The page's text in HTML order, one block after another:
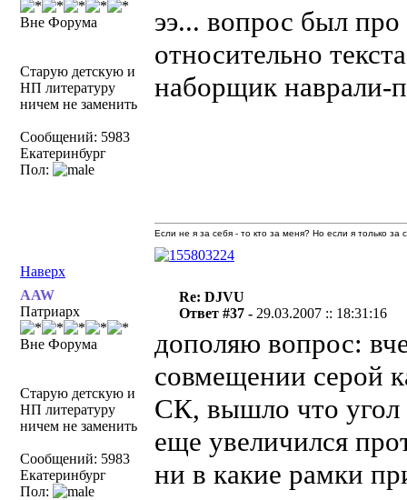
Вне Форума
Старую детскую и
НП литературу
ничем не заменить
Сообщений: 5983
Екатеринбург
Пол:
ээ... вопрос был
относительно
наборщик наврали-
Наверх
Если не я за себя - то кто за меня? Но если я только
AAW
Патриарх
Вне Форума
Старую детскую и
НП литературу
ничем не заменить
Сообщений: 5983
Екатеринбург
Пол:
Re: DJVU
Ответ #37 - 29.03.2007 :: 18:31:16
дополяю вопрос:
совмещении серой
СК, вышло что угол
еще увеличился
ни в какие рамки